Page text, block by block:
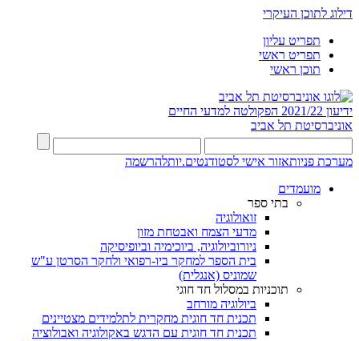
דילוג לתוכן העיקרי
תפריט עליון
תפריט ראשי
תוכן ראשי
ידיעון 2021/22
הפקולטה למדעי החיים
אוניברסיטת תל אביב
מערכת פניותאזור אישי לסטודנטים.יותלהרשמה
מועמדים
בתי ספר
זואולוגיה
מדעי הצמח ואבטחת מזון
ניורוביולוגיה, ביוכימיה וביופיסיקה
בית הספר למחקר ביו-רפואי ולחקר הסרטן ע"ש
שמוניס (אנגלית)
תוכניות במסלול חד חוגי
ביולוגיה מורחב
תכנית חד חוגית מחקרית לתלמידים מצטיינים
תכנית חד חוגית עם הדגש באקולוגיה ואבולוציה